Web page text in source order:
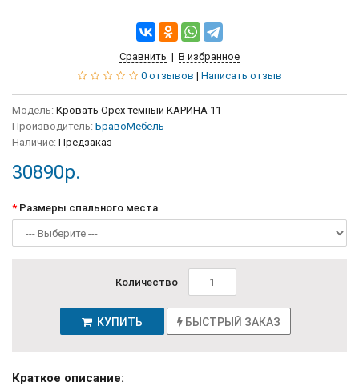
Сравнить | В избранное
0 отзывов | Написать отзыв
Модель: Кровать Орех темный КАРИНА 11
Производитель: БравоМебель
Наличие: Предзаказ
30890р.
Размеры спального места
Количество
КУПИТЬ БЫСТРЫЙ ЗАКАЗ
Краткое описание: